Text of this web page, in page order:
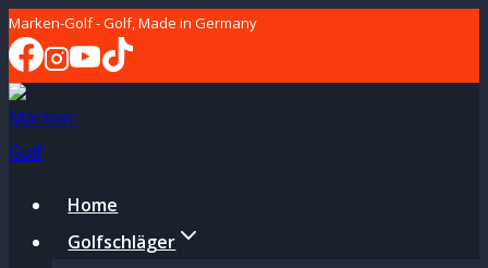
Zum
Inhalt
springen
Marken-Golf - Golf, Made in Germany
Home
Golfschläger